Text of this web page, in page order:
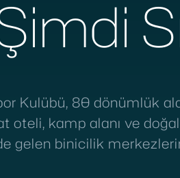
Kulübü, 80 dönümlük
oteli, kamp alanı ve
gelen binicilik